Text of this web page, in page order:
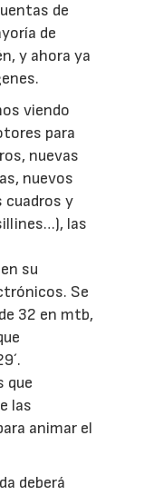
de
de
y ahora ya
viendo
para
nuevas
nuevos
cuadros y
las
su
Se
32 en mtb,
que
las
animar el
deberá